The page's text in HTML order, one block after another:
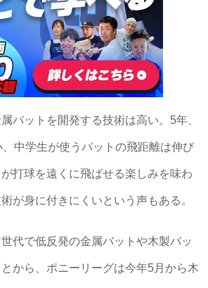
バットを開発する技術は高い。5年、
中学生が使うバットの飛距離は伸び
打球を遠くに飛ばせる楽しみを味わ
が身に付きにくいという声もある。
代で低反発の金属バットや木製バッ
から、ポニーリーグは今年5月から木